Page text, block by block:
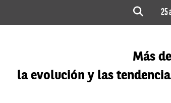
25
Más
la evolución y las